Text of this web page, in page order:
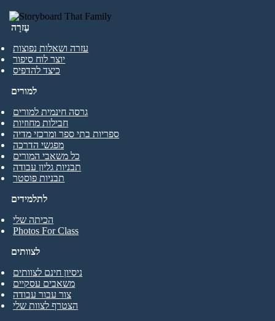
עֶזרָה
עזרה ושאלות נפוצות
יוצר לוח סיפור
כיצד להדפיס
לתלמידים
הכיתה שלי
Photos For Class
למורים
גרסה חינמית למורים
חבילות מחוזיות
ספריות בתי ספר ומרכזי מדיה
מפגשי הדרכה
כל משאבי המורים
תבניות גליון עבודה
תבניות פוסטר
לצוותים
ניסיון חינם לצוותים
משאבים עסקיים
צור עבור עבודה
הצטרף לצוות שלי